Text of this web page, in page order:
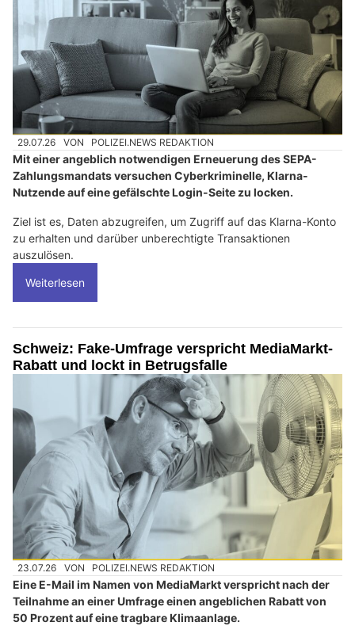
29.07.26 VON POLIZEI.NEWS REDAKTION
Mit einer angeblich notwendigen Erneuerung des SEPA-
Zahlungsmandats versuchen Cyberkriminelle, Klarna-
Nutzende auf eine gefälschte Login-Seite zu locken.
Ziel ist es, Daten abzugreifen, um Zugriff auf das Klarna-Konto
zu erhalten und darüber unberechtigte Transaktionen
auszulösen.
Weiterlesen
Schweiz: Fake-Umfrage verspricht MediaMarkt-
Rabatt und lockt in Betrugsfalle
23.07.26 VON POLIZEI.NEWS REDAKTION
Eine E-Mail im Namen von MediaMarkt verspricht nach der
Teilnahme an einer Umfrage einen angeblichen Rabatt von
50 Prozent auf eine tragbare Klimaanlage.